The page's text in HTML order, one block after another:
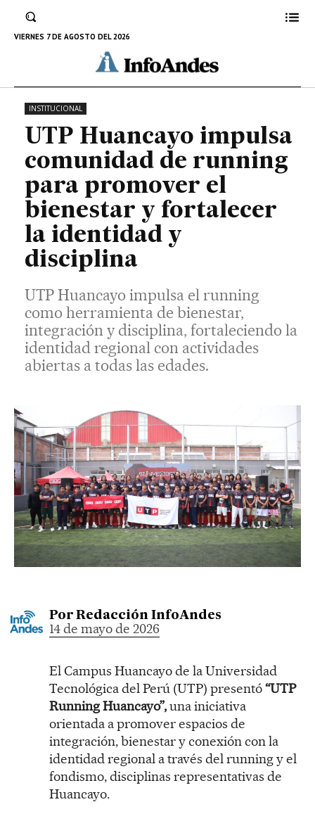
VIERNES 7 DE AGOSTO DEL 2026
disciplina, fortaleciendo la identidad regional
con actividades abiertas a todas las edades.
14 DE MAYO DE 2026
INSTITUCIONAL
UTP Huancayo impulsa
comunidad de running
para promover el
bienestar y fortalecer
la identidad y
disciplina
UTP Huancayo impulsa el running
como herramienta de bienestar,
integración y disciplina, fortaleciendo la
identidad regional con actividades
abiertas a todas las edades.
Por Redacción InfoAndes
14 de mayo de 2026
El Campus Huancayo de la Universidad
Tecnológica del Perú (UTP) presentó“UTP
Running Huancayo”,una iniciativa
orientada a promover espacios de
integración, bienestar y conexión con la
identidad regional a través del running y el
fondismo, disciplinas representativas de
Huancayo.